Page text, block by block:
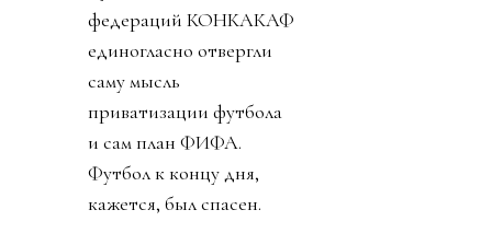
федераций КОНКАКАФ
единогласно отвергли
саму мысль
приватизации футбола
и сам план ФИФА.
Футбол к концу дня,
кажется, был спасен.